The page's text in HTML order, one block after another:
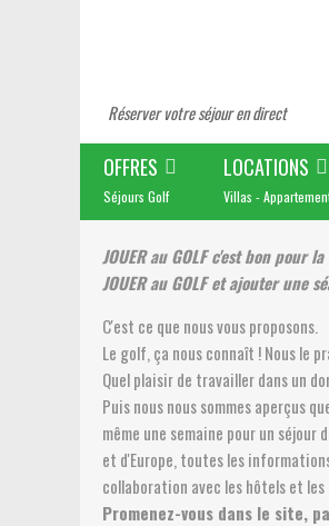
Réserver votre séjour en direct
OFFRES
Séjours Golf
LOCATIONS
Villas -
JOUER au GOLF c'est bon pour
JOUER au GOLF et ajouter une
C'est ce que nous vous proposons.
Le golf, ça nous connaît ! Nous le
Quel plaisir de travailler dans un
Puis nous nous sommes aperçus
même une semaine pour un
et d'Europe, toutes les
collaboration avec les hôtels et
Promenez-vous dans le site,